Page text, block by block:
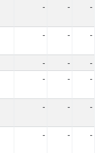
- - -
- - -
- -
-
- - -
- - -
- - -